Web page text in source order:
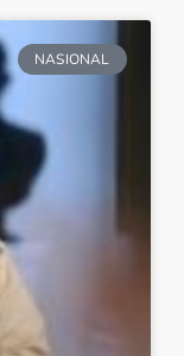
NASIONAL